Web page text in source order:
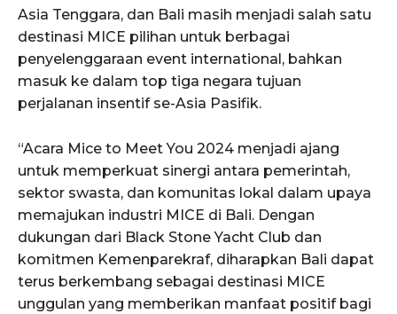
Asia Tenggara, dan Bali masih menjadi salah satu
destinasi MICE pilihan untuk berbagai
penyelenggaraan event international, bahkan
masuk ke dalam top tiga negara tujuan
perjalanan insentif se-Asia Pasifik.
“Acara Mice to Meet You 2024 menjadi ajang
untuk memperkuat sinergi antara pemerintah,
sektor swasta, dan komunitas lokal dalam upaya
memajukan industri MICE di Bali. Dengan
dukungan dari Black Stone Yacht Club dan
komitmen Kemenparekraf, diharapkan Bali dapat
terus berkembang sebagai destinasi MICE
unggulan yang memberikan manfaat positif bagi